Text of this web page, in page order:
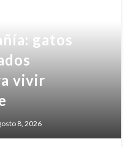
gatos
vivir
8, 2026